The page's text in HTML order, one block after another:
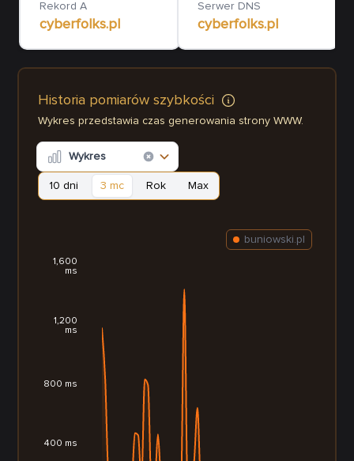
Rekord A
cyberfolks.pl
Serwer DNS
cyberfolks.pl
Historia pomiarów szybkości
Wykres przedstawia czas generowania strony WWW.
Wykres
10 dni 3 mc Rok Max
400 ms
800 ms
1,200
ms
1,600
ms
buniowski.pl